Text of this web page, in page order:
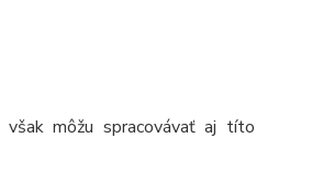
však môžu spracovávať aj títo